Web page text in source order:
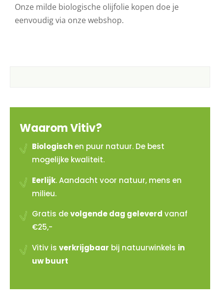
Onze milde biologische olijfolie kopen doe je
eenvoudig via onze webshop.
Waarom Vitiv?
Biologischen puur natuur. De best
mogelijke kwaliteit.
Eerlijk. Aandacht voor natuur, mens en
milieu.
Gratis devolgende dag geleverd vanaf
€25,-
Vitiv is verkrijgbaar bij natuurwinkels in
uw buurt